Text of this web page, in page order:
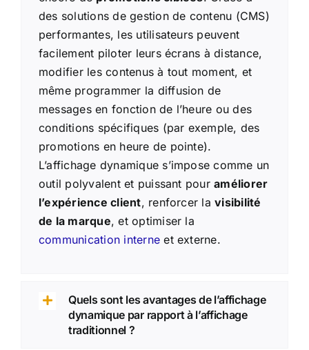
des solutions de gestion de contenu (CMS)
performantes, les utilisateurs peuvent
facilement piloter leurs écrans à distance,
modifier les contenus à tout moment, et
même programmer la diffusion de
messages en fonction de l’heure ou des
conditions spécifiques (par exemple, des
promotions en heure de pointe).
L’affichage dynamique s’impose comme un
outil polyvalent et puissant pouraméliorer
l’expérience client, renforcer lavisibilité
de la marque, et optimiser la
communication interne et externe.
Quels sont les avantages de l’affichage
dynamique par rapport à l’affichage
traditionnel ?